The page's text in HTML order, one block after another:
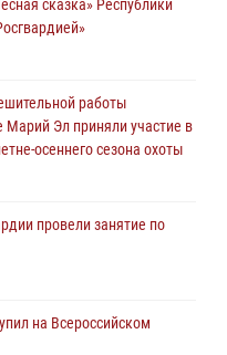
сказка» Республики
работы
Марий Эл приняли участие в
осеннего сезона охоты
провели занятие по
на Всероссийском